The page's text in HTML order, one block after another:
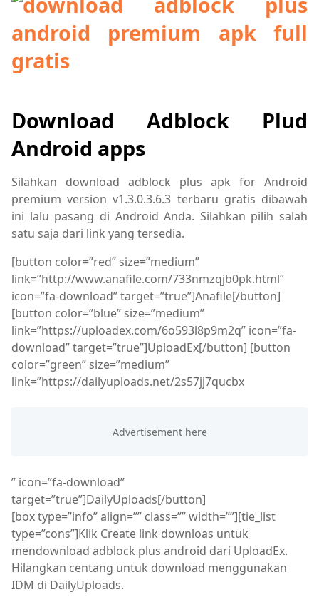
Download Adblock Plud
Android apps
Silahkan download adblock plus apk for Android
premium version v1.3.0.3.6.3 terbaru gratis dibawah
ini lalu pasang di Android Anda. Silahkan pilih salah
satu saja dari link yang tersedia.
[button color=”red” size=”medium”
link=”http://www.anafile.com/733nmzqjb0pk.html”
icon=”fa-download” target=”true”]Anafile[/button]
[button color=”blue” size=”medium”
link=”https://uploadex.com/6o593l8p9m2q” icon=”fa-
download” target=”true”]UploadEx[/button] [button
color=”green” size=”medium”
link=”https://dailyuploads.net/2s57jj7qucbx
” icon=”fa-download”
target=”true”]DailyUploads[/button]
[box type=”info” align=”” class=”” width=””][tie_list
type=”cons”]Klik Create link downloas untuk
mendownload adblock plus android dari UploadEx.
Hilangkan centang untuk download menggunakan
IDM di DailyUploads.